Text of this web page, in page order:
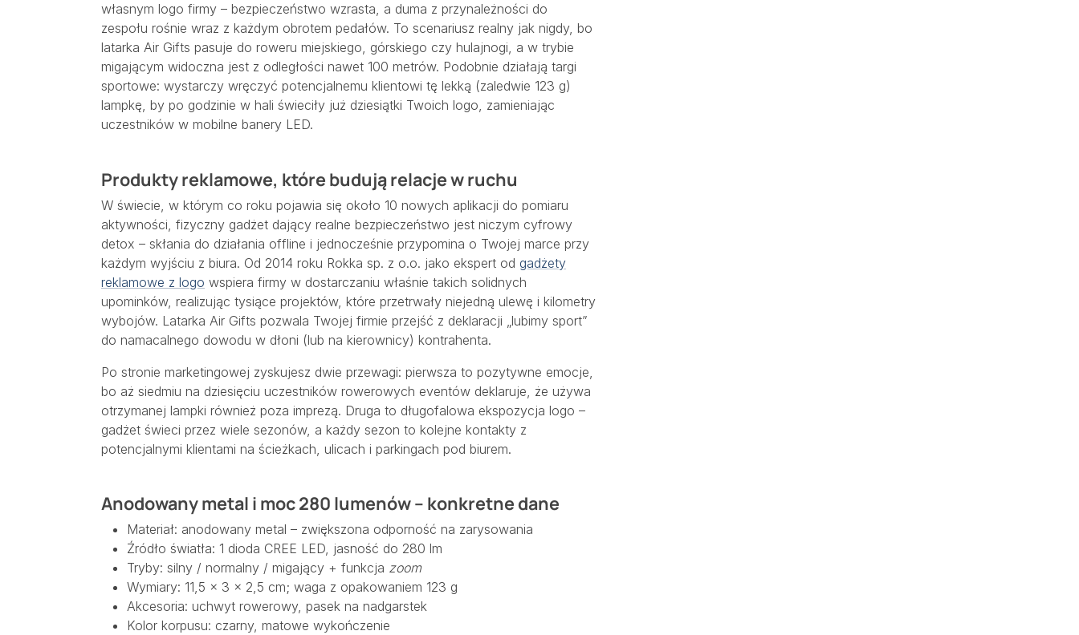
własnym logo firmy – bezpieczeństwo wzrasta, a duma z przynależności do
zespołu rośnie wraz z każdym obrotem pedałów. To scenariusz realny jak nigdy, bo
latarka Air Gifts pasuje do roweru miejskiego, górskiego czy hulajnogi, a w trybie
migającym widoczna jest z odległości nawet 100 metrów. Podobnie działają targi
sportowe: wystarczy wręczyć potencjalnemu klientowi tę lekką (zaledwie 123 g)
lampkę, by po godzinie w hali świeciły już dziesiątki Twoich logo, zamieniając
uczestników w mobilne banery LED.
Produkty reklamowe, które budują relacje w ruchu
W świecie, w którym co roku pojawia się około 10 nowych aplikacji do pomiaru
aktywności, fizyczny gadżet dający realne bezpieczeństwo jest niczym cyfrowy
detox – skłania do działania offline i jednocześnie przypomina o Twojej marce przy
każdym wyjściu z biura. Od 2014 roku Rokka sp. z o.o. jako ekspert od gadżety
reklamowe z logo wspiera firmy w dostarczaniu właśnie takich solidnych
upominków, realizując tysiące projektów, które przetrwały niejedną ulewę i kilometry
wybojów. Latarka Air Gifts pozwala Twojej firmie przejść z deklaracji „lubimy sport”
do namacalnego dowodu w dłoni (lub na kierownicy) kontrahenta.
Po stronie marketingowej zyskujesz dwie przewagi: pierwsza to pozytywne emocje,
bo aż siedmiu na dziesięciu uczestników rowerowych eventów deklaruje, że używa
otrzymanej lampki również poza imprezą. Druga to długofalowa ekspozycja logo –
gadżet świeci przez wiele sezonów, a każdy sezon to kolejne kontakty z
potencjalnymi klientami na ścieżkach, ulicach i parkingach pod biurem.
Anodowany metal i moc 280 lumenów – konkretne dane
Materiał: anodowany metal – zwiększona odporność na zarysowania
Źródło światła: 1 dioda CREE LED, jasność do 280 lm
Tryby: silny / normalny / migający + funkcja zoom
Wymiary: 11,5 × 3 × 2,5 cm; waga z opakowaniem 123 g
Akcesoria: uchwyt rowerowy, pasek na nadgarstek
Kolor korpusu: czarny, matowe wykończenie